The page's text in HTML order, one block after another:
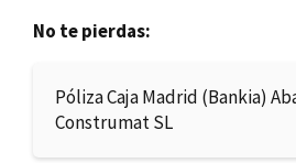
No te pierdas:
Póliza Caja Madrid (Bankia)
Construmat SL